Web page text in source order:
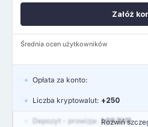
Średnia ocen użytkowników
Załóż
Rozwiń
Opłata za konto:
Liczba kryptowalut: +250
Depozyt - prowizja: 1.99 EUR